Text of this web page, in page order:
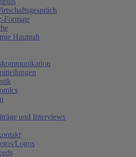
Formate
Hautnah
und Interviews
Logos